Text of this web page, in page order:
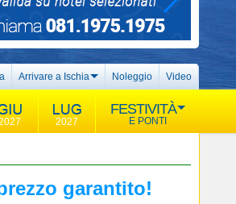
Arrivare a Ischia Noleggio Video
2027
FESTIVITÀ
E PONTI
garantito!